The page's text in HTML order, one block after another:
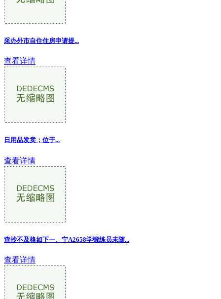
采办外市自住住房申请提...
查看详情
日用品发卖；位于...
查看详情
查抄不及格如下一、宁A2658学锻练员未随...
查看详情